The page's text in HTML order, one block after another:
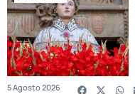
5 Agosto 2026